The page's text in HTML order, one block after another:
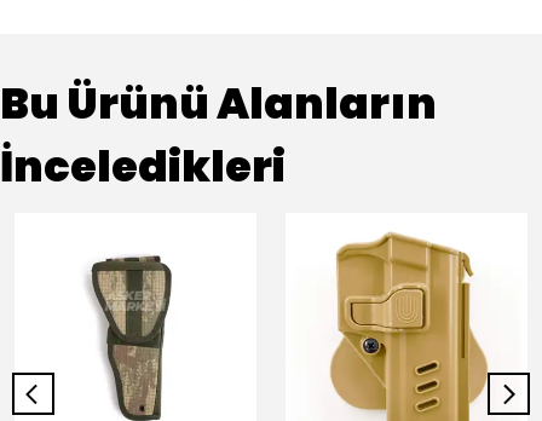
Bu Ürünü Alanların
İnceledikleri